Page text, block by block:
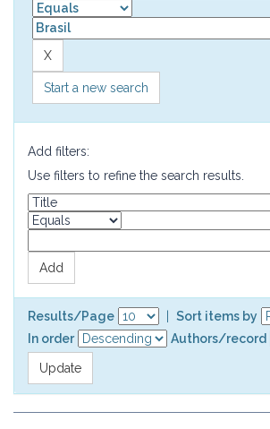
Start a new search
Add filters:
Use filters to refine the search results.
Results/Page
Sort items by
In order
Authors/record